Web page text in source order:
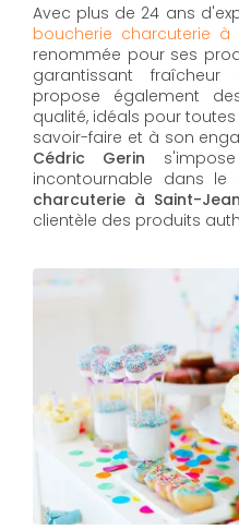
Avec plus de 24 ans
boucherie charcuterie à
renommée pour ses
garantissant fraîcheur
propose également
qualité, idéals pour
savoir-faire et à son
Cédric Gerin
incontournable dans
charcuterie à Saint-
clientèle des produits